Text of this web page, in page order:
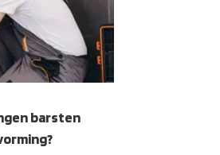
barsten